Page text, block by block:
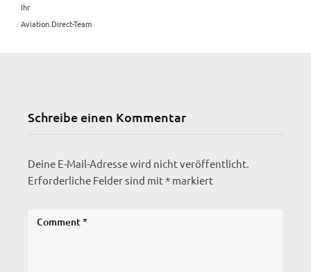
Ihr
Aviation.Direct-Team
Schreibe einen Kommentar
Deine E-Mail-Adresse wird nicht veröffentlicht.
Erforderliche Felder sind mit* markiert